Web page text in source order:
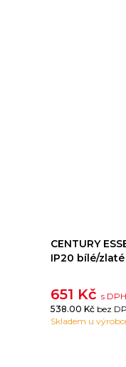
CENTURY
IP20 bílé/zlaté
651 Kčs DPH
538.00 Kč bez
Skladem u